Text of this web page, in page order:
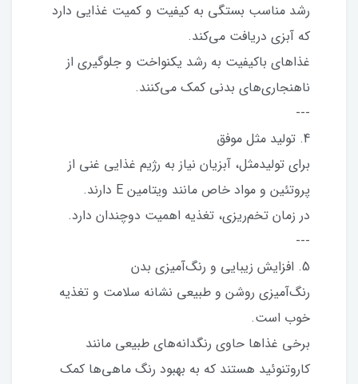
رشد مناسب بستگی به کیفیت و کمیت غذایی دارد
که آبزی دریافت می‌کند.
غذاهای باکیفیت به رشد یکنواخت و جلوگیری از
ناهنجاری‌های بدنی کمک می‌کنند.
---
4. تولید مثل موفق
برای تولیدمثل، آبزیان نیاز به رژیم غذایی غنی از
پروتئین و مواد خاص مانند ویتامین E دارند.
در زمان تخم‌ریزی، تغذیه اهمیت دوچندان دارد.
---
5. افزایش زیبایی و رنگ‌آمیزی بدن
رنگ‌آمیزی روشن و طبیعی نشانه سلامت و تغذیه
خوب است.
برخی غذاها حاوی رنگدانه‌های طبیعی مانند
کاروتنوئید هستند که به بهبود رنگ ماهی‌ها کمک